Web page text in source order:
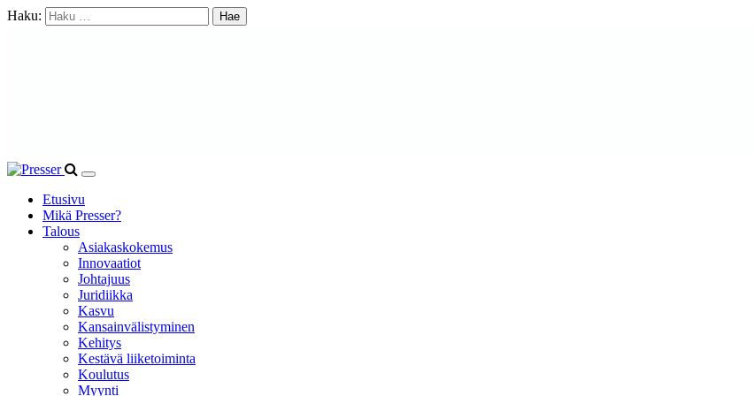
Haku:
Etusivu
Mikä Presser?
Talous
Asiakaskokemus
Innovaatiot
Johtajuus
Juridiikka
Kasvu
Kansainvälistyminen
Kehitys
Kestävä liiketoiminta
Koulutus
Myynti